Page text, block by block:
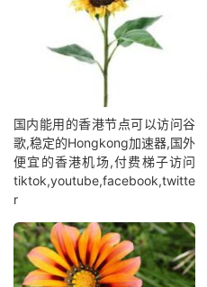
国内能用的香港节点可以访问谷
歌,稳定的Hongkong加速器,国外
便宜的香港机场,付费梯子访问
tiktok,youtube,facebook,twitte
r